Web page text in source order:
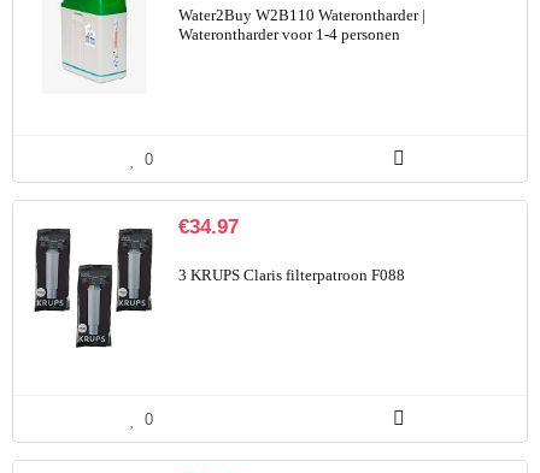
Water2Buy W2B110 Waterontharder |
Waterontharder voor 1-4 personen
0
€34.97
3 KRUPS Claris filterpatroon F088
0